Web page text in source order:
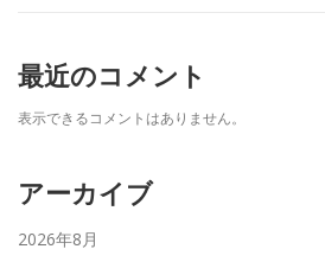
最近のコメント
表示できるコメントはありません。
アーカイブ
2026年8月